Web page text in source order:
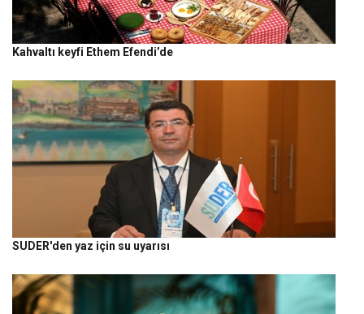
Kahvaltı keyfi Ethem Efendi’de
SUDER'den yaz için su uyarısı